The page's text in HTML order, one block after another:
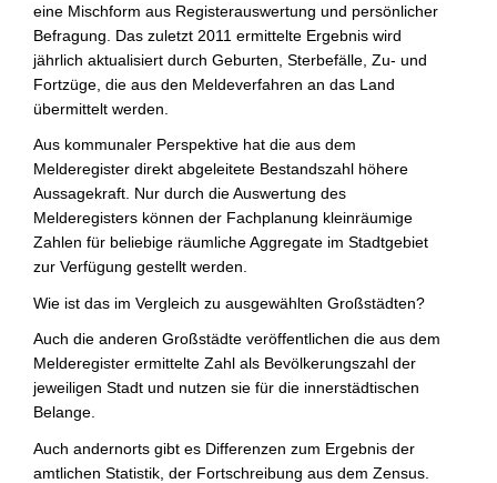
eine Mischform aus Registerauswertung und persönlicher
Befragung. Das zuletzt 2011 ermittelte Ergebnis wird
jährlich aktualisiert durch Geburten, Sterbefälle, Zu- und
Fortzüge, die aus den Meldeverfahren an das Land
übermittelt werden.
Aus kommunaler Perspektive hat die aus dem
Melderegister direkt abgeleitete Bestandszahl höhere
Aussagekraft. Nur durch die Auswertung des
Melderegisters können der Fachplanung kleinräumige
Zahlen für beliebige räumliche Aggregate im Stadtgebiet
zur Verfügung gestellt werden.
Wie ist das im Vergleich zu ausgewählten Großstädten?
Auch die anderen Großstädte veröffentlichen die aus dem
Melderegister ermittelte Zahl als Bevölkerungszahl der
jeweiligen Stadt und nutzen sie für die innerstädtischen
Belange.
Auch andernorts gibt es Differenzen zum Ergebnis der
amtlichen Statistik, der Fortschreibung aus dem Zensus.